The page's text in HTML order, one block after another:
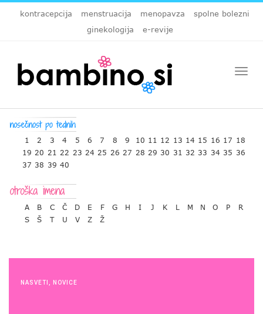
kontracepcija menstruacija menopavza
spolne bolezni
ginekologija
e-revije
1 2 3 4 5 6 7 8 9 10 11 12 13 14 15 16 17 18
19 20 21 22 23 24 25 26 27 28 29 30 31 32 33 34 35 36
37 38 39 40
A B C Č D E F G H I J K L M N O P
R
S
Š T U V Z Ž
NASVETI NOVICE